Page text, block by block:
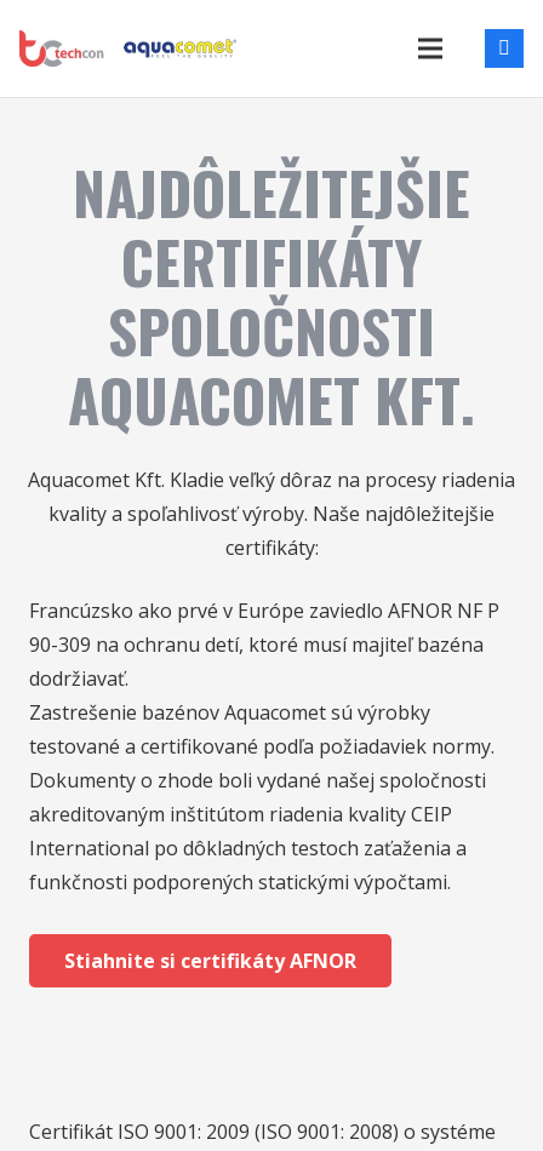
NAJDÔLEŽITEJŠIE
CERTIFIKÁTY
SPOLOČNOSTI
AQUACOMET KFT.
Aquacomet Kft. Kladie veľký dôraz na procesy riadenia
kvality a spoľahlivosť výroby. Naše najdôležitejšie
certifikáty:
Francúzsko ako prvé v Európe zaviedlo AFNOR NF P
90-309 na ochranu detí, ktoré musí majiteľ bazéna
dodržiavať.
Zastrešenie bazénov Aquacomet sú výrobky
testované a certifikované podľa požiadaviek normy.
Dokumenty o zhode boli vydané našej spoločnosti
akreditovaným inštitútom riadenia kvality CEIP
International po dôkladných testoch zaťaženia a
funkčnosti podporených statickými výpočtami.
Stiahnite si certifikáty AFNOR
Certifikát ISO 9001: 2009 (ISO 9001: 2008) o systéme